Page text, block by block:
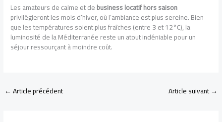
Les amateurs de calme et debusiness locatif hors saison
privilégieront les mois d’hiver, où l’ambiance est plus sereine. Bien
que les températures soient plus fraîches (entre 3 et 12°C), la
luminosité de la Méditerranée reste un atout indéniable pour un
séjour ressourçant à moindre coût.
←Article précédent Article suivant→